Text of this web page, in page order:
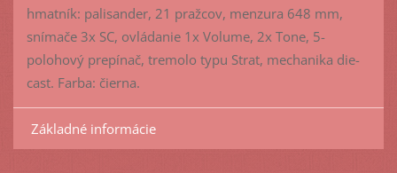
hmatník: palisander, 21 pražcov, menzura 648 mm,
snímače 3x SC, ovládanie 1x Volume, 2x Tone, 5-
polohový prepínač, tremolo typu Strat, mechanika die-
cast. Farba: čierna.
Základné informácie